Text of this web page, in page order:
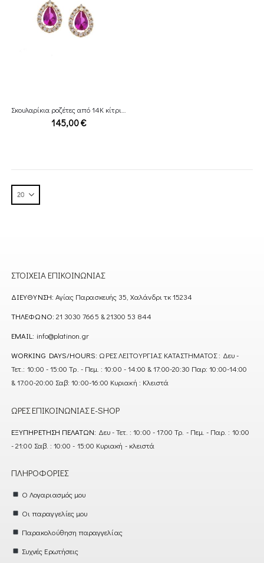
145,00€
ΣΤΟΙΧΕΊΑ ΕΠΙΚΟΙΝΩΝΊΑΣ
ΔΙΕΎΘΥΝΣΗ: Αγίας Παρασκευής 35, Χαλάνδρι τκ 15234
ΤΗΛΈΦΩΝΟ: 21 3030 7665 & 21300 53 844
EMAIL: info@platinon.gr
WORKING DAYS/HOURS: ΩΡΕΣ ΛΕΙΤΟΥΡΓΙΑΣ ΚΑΤΑΣΤΗΜΑΤΟΣ : Δευ -
Τετ.: 10:00 - 15:00 Τρ. - Πεμ. : 10:00 - 14:00 & 17:00-20:30 Παρ: 10:00-14:00
& 17:00-20:00 Σαβ: 10:00-16:00 Κυριακή : Κλειστά
ΏΡΕΣ ΕΠΙΚΟΙΝΩΝΊΑΣ E-SHOP
ΕΞΥΠΗΡΈΤΗΣΗ ΠΕΛΑΤΏΝ: Δευ - Τετ. : 10:00 - 17:00 Τρ. - Πεμ. - Παρ. : 10:00
- 21:00 Σαβ. : 10:00 - 15:00 Κυριακή - κλειστά
ΠΛΗΡΟΦΟΡΊΕΣ
Ο Λογαριασμός μου
Οι παραγγελίες μου
Παρακολούθηση παραγγελίας
Συχνές Ερωτήσεις